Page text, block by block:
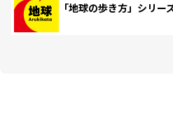
「地球の歩き方」シリー